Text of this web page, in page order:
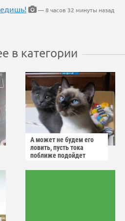
— 8 часов 32 минуты назад
в категории
А может не будем его
ловить, пусть тока
поближе подойдет